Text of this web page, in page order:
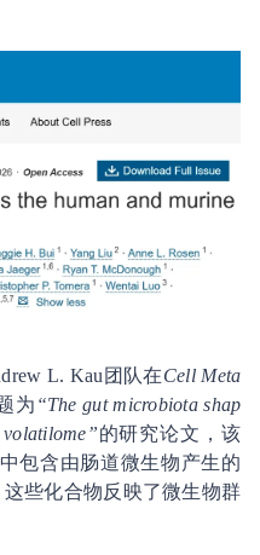
L. Kau团队在Cell Meta
为 “The gut microbiota shap
的研究论文，该
包含由肠道微生物产生的
些化合物反映了微生物群